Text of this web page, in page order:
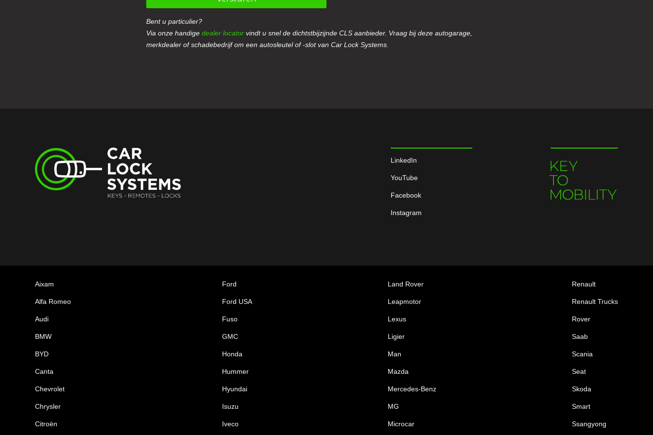
Bent u particulier?
Via onze handigedealer locator vindt u snel de dichtstbijzijnde CLS aanbieder. Vraag bij deze autogarage,
merkdealer of schadebedrijf om een autosleutel of -slot van Car Lock Systems.
LinkedIn
YouTube
Facebook
Instagram
Aixam
Alfa Romeo
Audi
BMW
BYD
Canta
Chevrolet
Chrysler
Citroën
Ford
Ford USA
Fuso
GMC
Honda
Hummer
Hyundai
Isuzu
Iveco
Land Rover
Leapmotor
Lexus
Ligier
Man
Mazda
Mercedes-Benz
MG
Microcar
Renault
Renault Trucks
Rover
Saab
Scania
Seat
Skoda
Smart
Ssangyong